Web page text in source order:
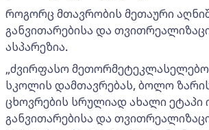
როგორც მთავრობის მეთაური
განვითარებისა და
ასპარეზია.
„ძვირფასო
სკოლის დამთავრებას, ბოლო
ცხოვრების სრულიად ახალი ეტაპი
განვითარებისა და